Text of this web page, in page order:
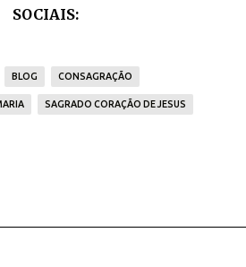
SOCIAIS:
BLOG CONSAGRAÇÃO
SAGRADO CORAÇÃO DE JESUS